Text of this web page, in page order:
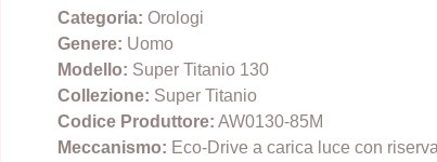
Categoria: Orologi
Genere: Uomo
Modello: Super Titanio 130
Collezione: Super Titanio
Codice Produttore: AW0130-85M
Meccanismo: Eco-Drive a carica luce con